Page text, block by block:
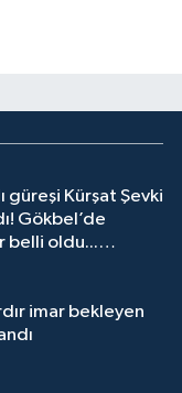
güreşi Kürşat Şevki
Gökbel’de
belli oldu...
imar bekleyen